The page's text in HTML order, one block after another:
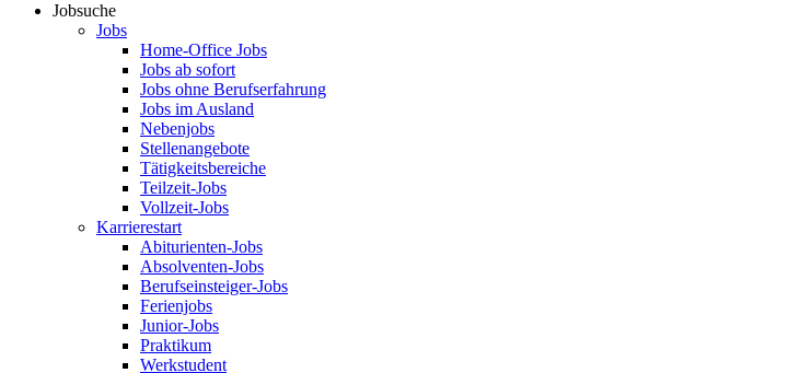
Jobsuche
Jobs
Home-Office Jobs
Jobs ab sofort
Jobs ohne Berufserfahrung
Jobs im Ausland
Nebenjobs
Stellenangebote
Tätigkeitsbereiche
Teilzeit-Jobs
Vollzeit-Jobs
Karrierestart
Abiturienten-Jobs
Absolventen-Jobs
Berufseinsteiger-Jobs
Ferienjobs
Junior-Jobs
Praktikum
Werkstudent